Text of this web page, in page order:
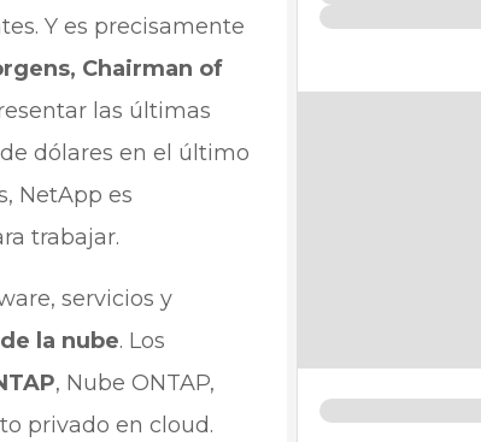
Y es precisamente
Chairman of
las últimas
dólares en el último
NetApp es
trabajar.
servicios y
la nube. Los
, Nube ONTAP,
privado en cloud.